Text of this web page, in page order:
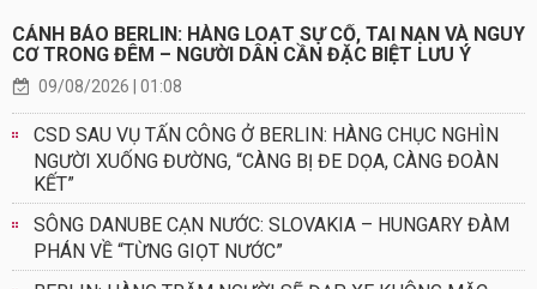
CẢNH BÁO BERLIN: HÀNG LOẠT SỰ CỐ, TAI NẠN VÀ NGUY
CƠ TRONG ĐÊM – NGƯỜI DÂN CẦN ĐẶC BIỆT LƯU Ý
09/08/2026 | 01:08
CSD SAU VỤ TẤN CÔNG Ở BERLIN: HÀNG CHỤC NGHÌN
NGƯỜI XUỐNG ĐƯỜNG, “CÀNG BỊ ĐE DỌA, CÀNG ĐOÀN
KẾT”
SÔNG DANUBE CẠN NƯỚC: SLOVAKIA – HUNGARY ĐÀM
PHÁN VỀ “TỪNG GIỌT NƯỚC”